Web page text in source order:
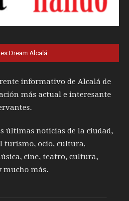
Dream Alcalá
informativo de Alcalá de
más actual e interesante
últimas noticias de la ciudad,
turismo, ocio, cultura,
cine, teatro, cultura,
mucho más.